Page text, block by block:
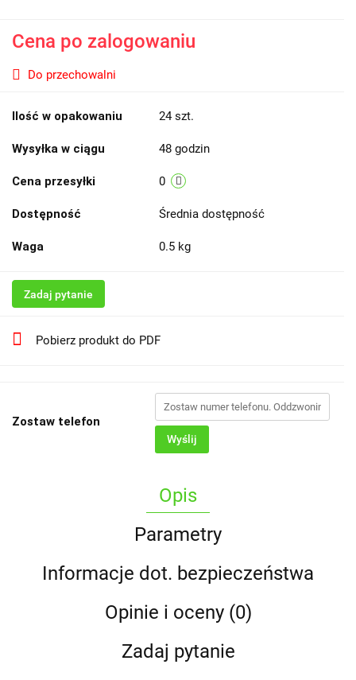
Cena po zalogowaniu
Do przechowalni
Ilość w opakowaniu 24 szt.
Wysyłka w ciągu 48 godzin
Cena przesyłki 0
Dostępność Średnia dostępność
Waga 0.5 kg
Zadaj pytanie
Pobierz produkt do PDF
Zostaw telefon
Wyślij
Opis
Parametry
Informacje dot. bezpieczeństwa
Opinie i oceny (0)
Zadaj pytanie